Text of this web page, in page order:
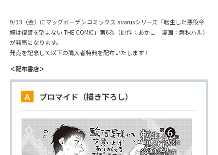
9/13（金）にマッグガーデンコミックス avarusシリーズ「転生した悪役令
嬢は復讐を望まない THE COMIC」第6巻（原作：あかこ 漫画：磐秋ハル）
が発売になります。
発売を記念して以下の購入者特典を配布いたします！
＜配布書店＞
A ブロマイド（描き下ろし）